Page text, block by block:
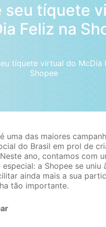
seu tíquete
Feliz na
tíquete virtual do McDia
Shopee
uma das maiores
do Brasil em prol de
ano, contamos com
a Shopee se uniu
ainda mais a sua
tão importante.